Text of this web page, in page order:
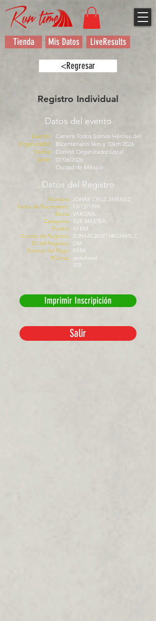
Tienda Mis Datos LiveResults
<Regresar
Registro Individual
Datos del evento
Evento:
Organizador:
Fecha:
Sede:
Carrera Todos Somos Héroes del
Bicentenario 5km y 10km 2026
Comité Organizador Local
07/06/2026
Ciudad de México
Datos del Registro
Nombre:
Fecha de Nacimiento:
Rama:
Categoría:
Prueba:
Correo de Registro:
ID del Registro:
Estatus del Pago:
#Comp:
JOHAR CRUZ JIMÉNEZ
13/12/1994
VARONIL
SUB MASTER
10 KM
JOHARCRUZ13@GMAIL.C
OM
RKBK
undefined
379
Imprimir Inscripición
Salir